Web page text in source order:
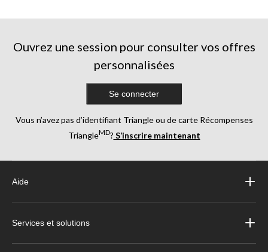
Ouvrez une session pour consulter vos offres
personnalisées
Se connecter
Vous n’avez pas d’identifiant Triangle ou de carte Récompenses
TriangleMD? S’inscrire maintenant
Aide
Services et solutions